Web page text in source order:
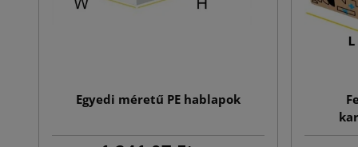
Egyedi méretű PE hablapok